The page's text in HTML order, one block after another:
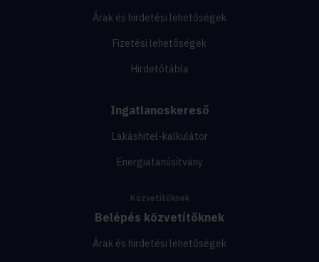
Árak és hirdetési lehetőségek
Fizetési lehetőségek
Hirdetőtábla
Ingatlanoskereső
Lakáshitel-kalkulátor
Energiatanúsítvány
Közvetítőknek
Belépés közvetítőknek
Árak és hirdetési lehetőségek